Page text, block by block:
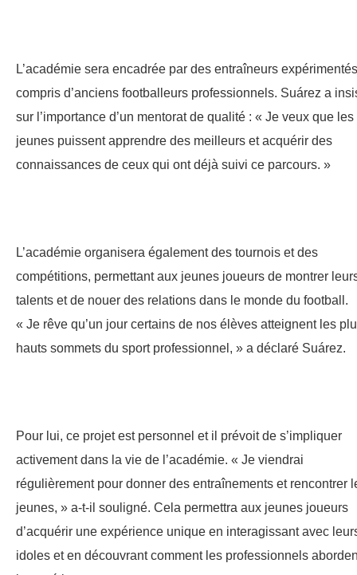
L’académie sera encadrée par des entraîneurs
compris d’anciens footballeurs professionnels. Suárez a
sur l’importance d’un mentorat de qualité : « Je veux que les
jeunes puissent apprendre des meilleurs et acquérir des
connaissances de ceux qui ont déjà suivi ce parcours. »
L’académie organisera également des tournois et des
compétitions, permettant aux jeunes joueurs de montrer
talents et de nouer des relations dans le monde du football.
« Je rêve qu’un jour certains de nos élèves atteignent les
hauts sommets du sport professionnel, » a déclaré Suárez.
Pour lui, ce projet est personnel et il prévoit de s’impliquer
activement dans la vie de l’académie. « Je viendrai
régulièrement pour donner des entraînements et rencontrer
jeunes, » a-t-il souligné. Cela permettra aux jeunes joueurs
d’acquérir une expérience unique en interagissant avec
idoles et en découvrant comment les professionnels